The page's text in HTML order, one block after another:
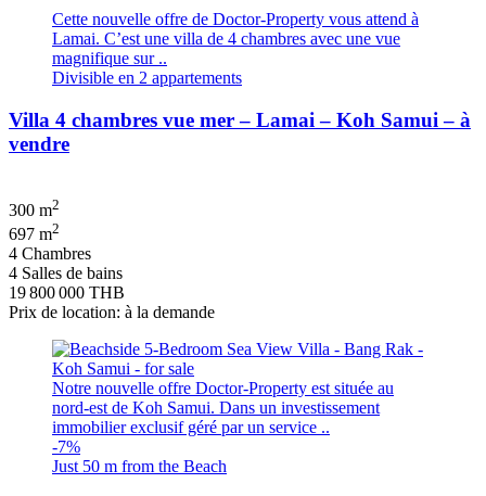
Cette nouvelle offre de Doctor-Property vous attend à
Lamai. C’est une villa de 4 chambres avec une vue
magnifique sur ..
Divisible en 2 appartements
Villa 4 chambres vue mer – Lamai – Koh Samui – à
vendre
300 m2
697 m2
4 Chambres
4 Salles de bains
19 800 000 THB
Prix de location: à la demande
Notre nouvelle offre Doctor-Property est située au
nord-est de Koh Samui. Dans un investissement
immobilier exclusif géré par un service ..
-7%
Just 50 m from the Beach